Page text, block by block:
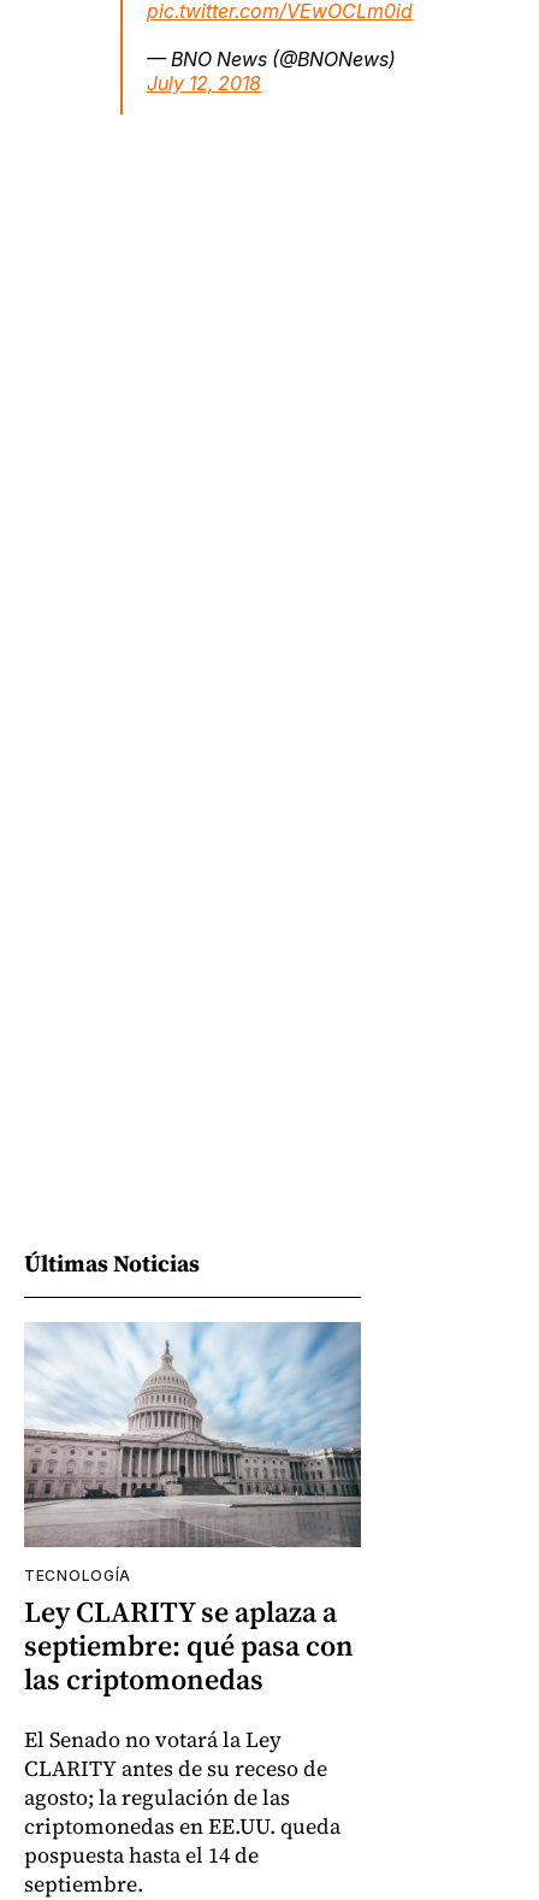
pic.twitter.com/VEwOCLm0id
— BNO News (@BNONews)
July 12, 2018
Últimas Noticias
TECNOLOGÍA
Ley CLARITY se aplaza a
septiembre: qué pasa con
las criptomonedas
El Senado no votará la Ley
CLARITY antes de su receso de
agosto; la regulación de las
criptomonedas en EE.UU. queda
pospuesta hasta el 14 de
septiembre.